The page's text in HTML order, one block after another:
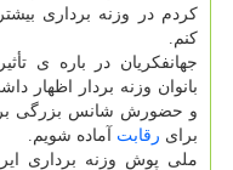
كردم در وزنه برداری
كنم.
جهانفكریان در باره ی
و حضورش شانس بزرگی
برای رقابت آماده شویم.
ملی پوش وزنه برداری